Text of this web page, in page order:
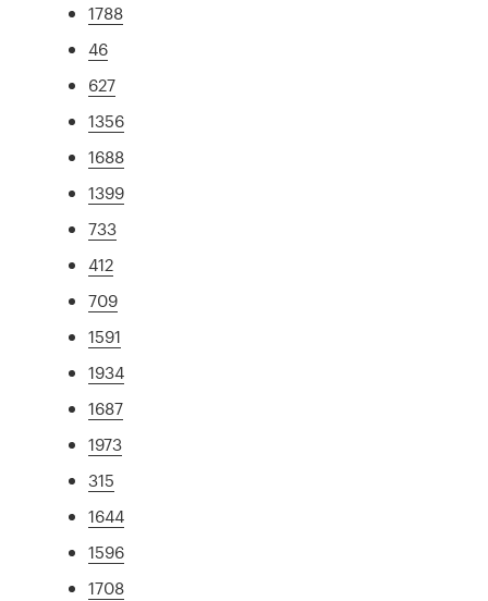
1788
46
627
1356
1688
1399
733
412
709
1591
1934
1687
1973
315
1644
1596
1708